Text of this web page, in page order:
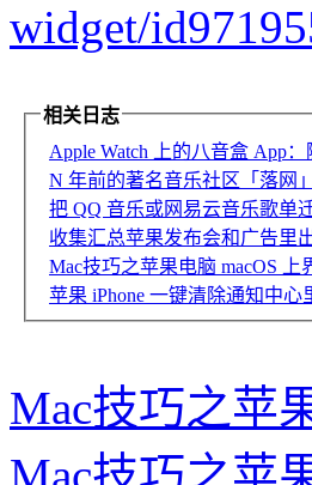
widget/
相关日志
Apple Watch 上的八音盒 App
N 年前的著名音乐社区「落网
把 QQ 音乐或网易云音乐歌单
收集汇总苹果发布会和广告里
Mac技巧之苹果电脑 macOS
苹果 iPhone 一键清除通知中
Mac技巧之苹